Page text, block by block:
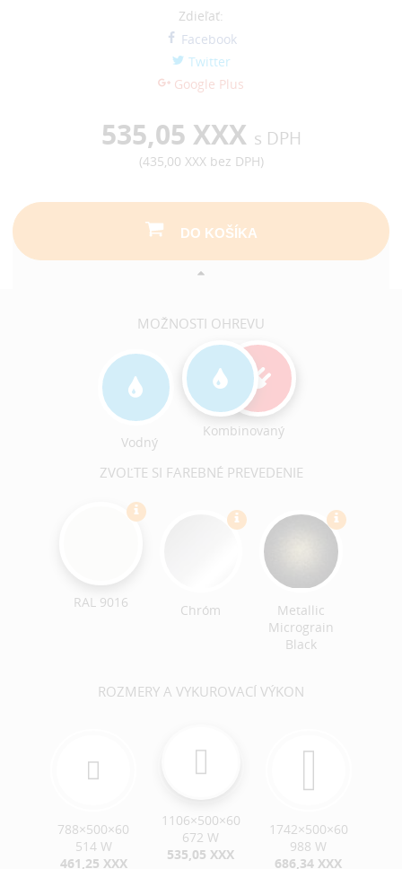
Zdieľať:
Facebook
Twitter
Google Plus
535,05 XXX s DPH
(435,00 XXXbez DPH)
DO KOŠÍKA
MOŽNOSTI OHREVU
Vodný
Kombinovaný
ZVOĽTE SI FAREBNÉ PREVEDENIE
RAL 9016 Chróm
Metallic
Micrograin
Black
ROZMERY A VYKUROVACÍ VÝKON
788×500×60
514 W
461,25 XXX
1106×500×60
672 W
535,05 XXX
1742×500×60
988 W
686,34 XXX